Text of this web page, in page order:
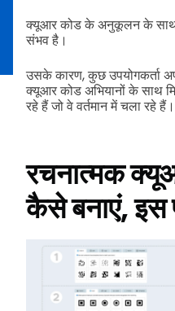
क्यूआर कोड के अनुकूलन के
संभव है।
उसके कारण, कुछ उपयोगकर्ता
क्यूआर कोड अभियानों के साथ
रहे हैं जो वे वर्तमान में चला रहे हैं।
रचनात्मक
कैसे बनाएं, इस